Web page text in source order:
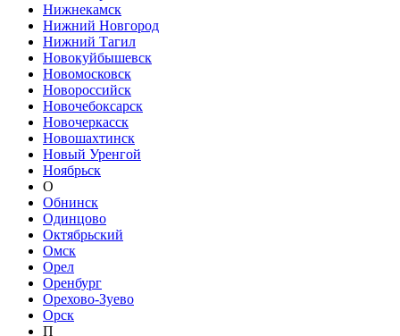
Нижнекамск
Нижний Новгород
Нижний Тагил
Новокуйбышевск
Новомосковск
Новороссийск
Новочебоксарск
Новочеркасск
Новошахтинск
Новый Уренгой
Ноябрьск
О
Обнинск
Одинцово
Октябрьский
Омск
Орел
Оренбург
Орехово-Зуево
Орск
П